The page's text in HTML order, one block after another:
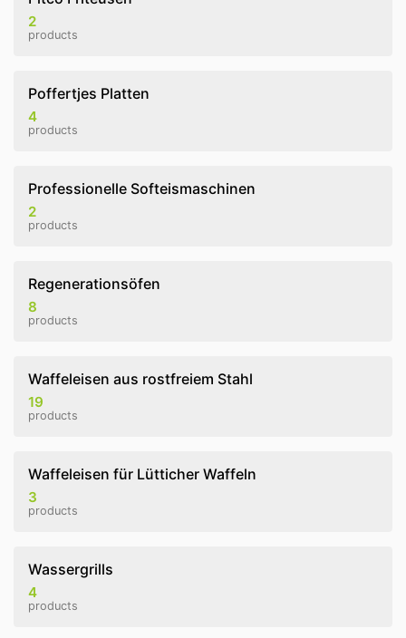
2
products
Poffertjes Platten
4
products
Professionelle Softeismaschinen
2
products
Regenerationsöfen
8
products
Waffeleisen aus rostfreiem Stahl
19
products
Waffeleisen für Lütticher Waffeln
3
products
Wassergrills
4
products